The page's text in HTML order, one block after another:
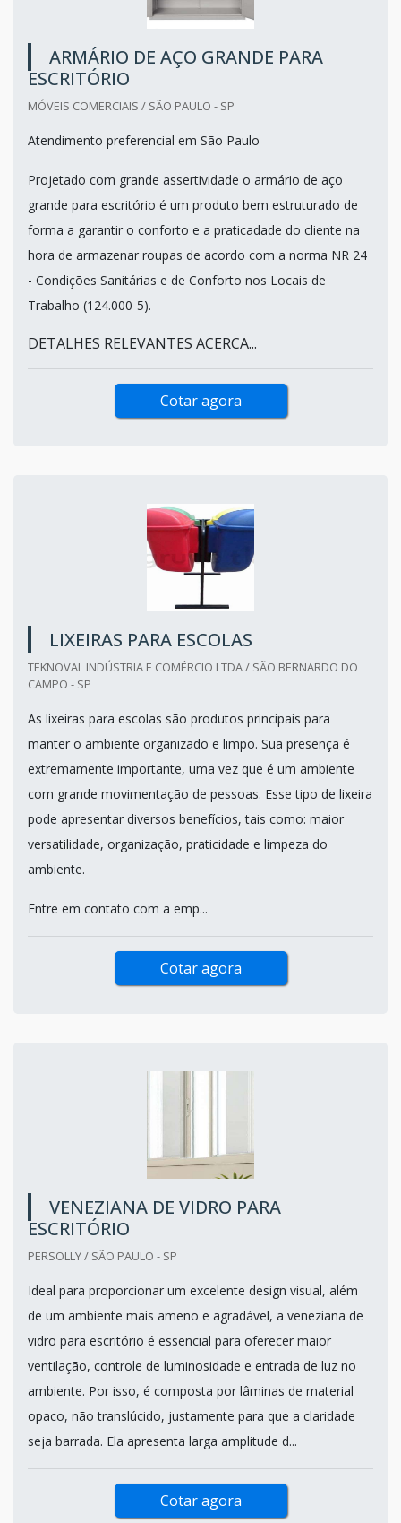
ARMÁRIO DE AÇO GRANDE PARA
ESCRITÓRIO
MÓVEIS COMERCIAIS / SÃO PAULO - SP
Atendimento preferencial em São Paulo
Projetado com grande assertividade o armário de aço
grande para escritório é um produto bem estruturado de
forma a garantir o conforto e a praticadade do cliente na
hora de armazenar roupas de acordo com a norma NR 24
- Condições Sanitárias e de Conforto nos Locais de
Trabalho (124.000-5).
DETALHES RELEVANTES ACERCA...
Cotar agora
LIXEIRAS PARA ESCOLAS
TEKNOVAL INDÚSTRIA E COMÉRCIO LTDA / SÃO BERNARDO DO
CAMPO - SP
As lixeiras para escolas são produtos principais para
manter o ambiente organizado e limpo. Sua presença é
extremamente importante, uma vez que é um ambiente
com grande movimentação de pessoas. Esse tipo de lixeira
pode apresentar diversos benefícios, tais como: maior
versatilidade, organização, praticidade e limpeza do
ambiente.
Entre em contato com a emp...
Cotar agora
VENEZIANA DE VIDRO PARA
ESCRITÓRIO
PERSOLLY / SÃO PAULO - SP
Ideal para proporcionar um excelente design visual, além
de um ambiente mais ameno e agradável, a veneziana de
vidro para escritório é essencial para oferecer maior
ventilação, controle de luminosidade e entrada de luz no
ambiente. Por isso, é composta por lâminas de material
opaco, não translúcido, justamente para que a claridade
seja barrada. Ela apresenta larga amplitude d...
Cotar agora